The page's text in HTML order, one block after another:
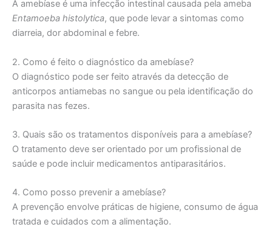
A amebíase é uma infecção intestinal causada pela ameba
Entamoeba histolytica, que pode levar a sintomas como
diarreia, dor abdominal e febre.
2. Como é feito o diagnóstico da amebíase?
O diagnóstico pode ser feito através da detecção de
anticorpos antiamebas no sangue ou pela identificação do
parasita nas fezes.
3. Quais são os tratamentos disponíveis para a amebíase?
O tratamento deve ser orientado por um profissional de
saúde e pode incluir medicamentos antiparasitários.
4. Como posso prevenir a amebíase?
A prevenção envolve práticas de higiene, consumo de água
tratada e cuidados com a alimentação.